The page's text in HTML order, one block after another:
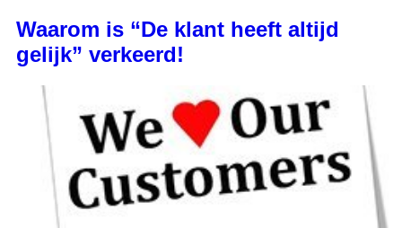
Waarom is “De klant heeft altijd
gelijk” verkeerd!